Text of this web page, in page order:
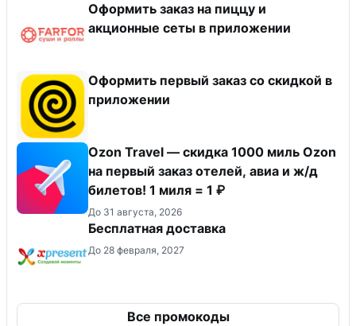
Оформить заказ на пиццу и
акционные сеты в приложении
Оформить первый заказ со скидкой в
приложении
Ozon Travel — скидка 1000 миль Ozon
на первый заказ отелей, авиа и ж/д
билетов! 1 миля = 1 ₽
До 31 августа, 2026
Бесплатная доставка
До 28 февраля, 2027
Все промокоды